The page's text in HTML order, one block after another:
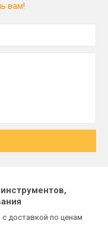
вам!
с доставкой по ценам